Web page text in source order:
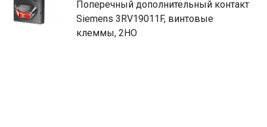
Поперечный дополнительный контакт
Siemens 3RV19011F, винтовые
клеммы, 2НО